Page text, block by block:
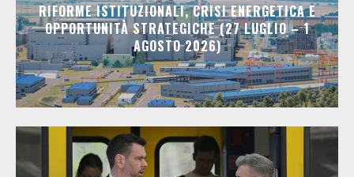
RIFORME ISTITUZIONALI, CRISI ENERGETICA E
OPPORTUNITÀ STRATEGICHE (27 LUGLIO – 1
AGOSTO 2026)